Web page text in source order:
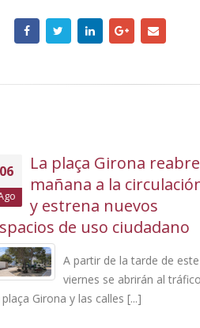
06
La Festa de les
vuelve con tres
música, tradición y
cultura
Del 14 al 16 de
núcleo celebrará
de verano con fuegos artificiales,